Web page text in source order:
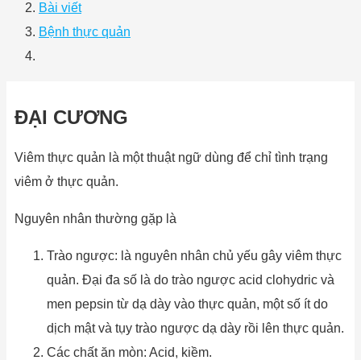
Bài viết
Bệnh thực quản
ĐẠI CƯƠNG
Viêm thực quản là một thuật ngữ dùng để chỉ tình trạng
viêm ở thực quản.
Nguyên nhân thường gặp là
Trào ngược: là nguyên nhân chủ yếu gây viêm thực
quản. Đại đa số là do trào ngược acid clohydric và
men pepsin từ dạ dày vào thực quản, một số ít do
dịch mật và tụy trào ngược dạ dày rồi lên thực quản.
Các chất ăn mòn: Acid, kiềm.